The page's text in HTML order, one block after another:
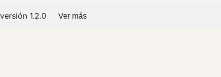
versión 1.2.0 Ver más